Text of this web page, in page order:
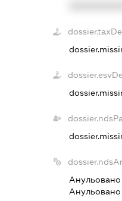
Анульовано